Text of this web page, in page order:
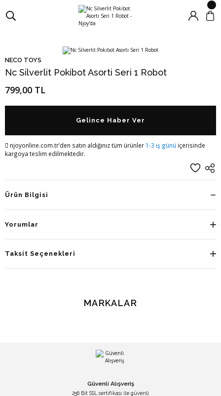
NECO TOYS
Nc Silverlit Pokibot Asorti Seri 1 Robot
799,00 TL
Gelince Haber Ver
njoyonline.com.tr’den satın aldığınız tüm ürünler 1-3 iş günü içerisinde
kargoya teslim edilmektedir.
Ürün Bilgisi
Yorumlar
Taksit Seçenekleri
MARKALAR
Güvenli Alışveriş
256 Bit SSL sertifikası ile güvenli